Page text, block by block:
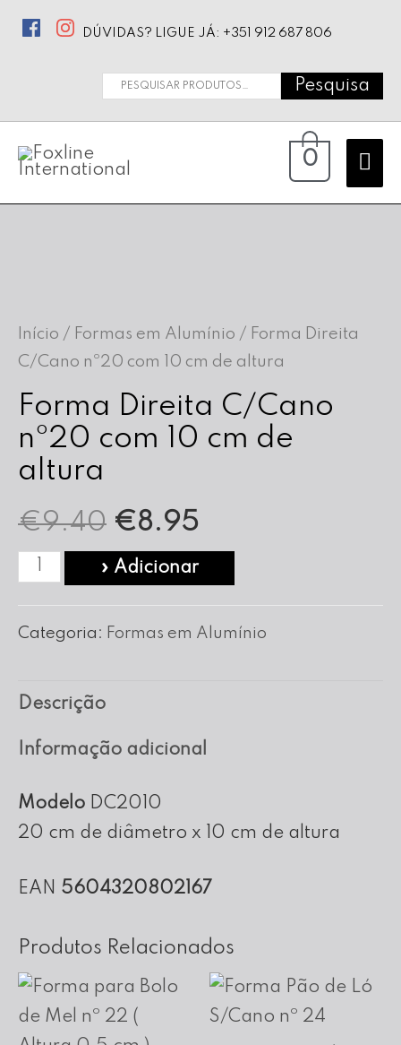
DÚVIDAS? LIGUE JÁ: +351 912 687 806
Pesquisar
Pesquisa
0
Início / Formas em Alumínio / Forma Direita
C/Cano nº20 com 10 cm de altura
Forma Direita C/Cano
nº20 com 10 cm de
altura
€9.40 O
preço
€8.95O
preço
Quantidade
Forma
nº20
com
cm
de
» Adicionar
Categoria: Formas em Alumínio
Descrição
Informação adicional
Modelo DC2010
20 cm de diâmetro x 10 cm de altura
EAN 5604320802167
Produtos Relacionados